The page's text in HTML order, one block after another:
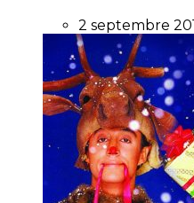
2 septembre